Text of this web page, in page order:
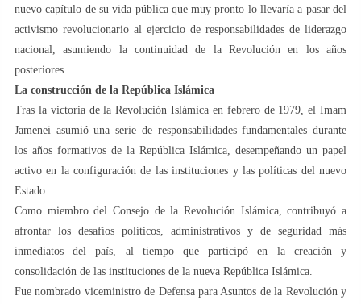
nuevo capítulo de su vida pública que muy pronto lo llevaría a pasar del
activismo revolucionario al ejercicio de responsabilidades de liderazgo
nacional, asumiendo la continuidad de la Revolución en los años
posteriores.
La construcción de la República Islámica
Tras la victoria de la Revolución Islámica en febrero de 1979, el Imam
Jamenei asumió una serie de responsabilidades fundamentales durante
los años formativos de la República Islámica, desempeñando un papel
activo en la configuración de las instituciones y las políticas del nuevo
Estado.
Como miembro del Consejo de la Revolución Islámica, contribuyó a
afrontar los desafíos políticos, administrativos y de seguridad más
inmediatos del país, al tiempo que participó en la creación y
consolidación de las instituciones de la nueva República Islámica.
Fue nombrado viceministro de Defensa para Asuntos de la Revolución y